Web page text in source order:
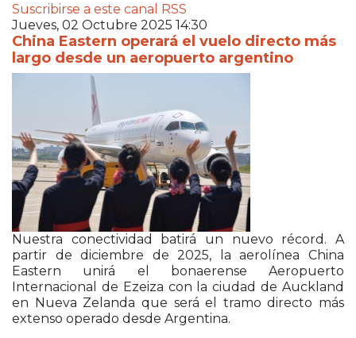
Suscribirse a este canal RSS
Jueves, 02 Octubre 2025 14:30
China Eastern operará el vuelo directo más
largo desde un aeropuerto argentino
Nuestra conectividad batirá un nuevo récord. A
partir de diciembre de 2025, la aerolínea China
Eastern unirá el bonaerense Aeropuerto
Internacional de Ezeiza con la ciudad de Auckland
en Nueva Zelanda que será el tramo directo más
extenso operado desde Argentina.